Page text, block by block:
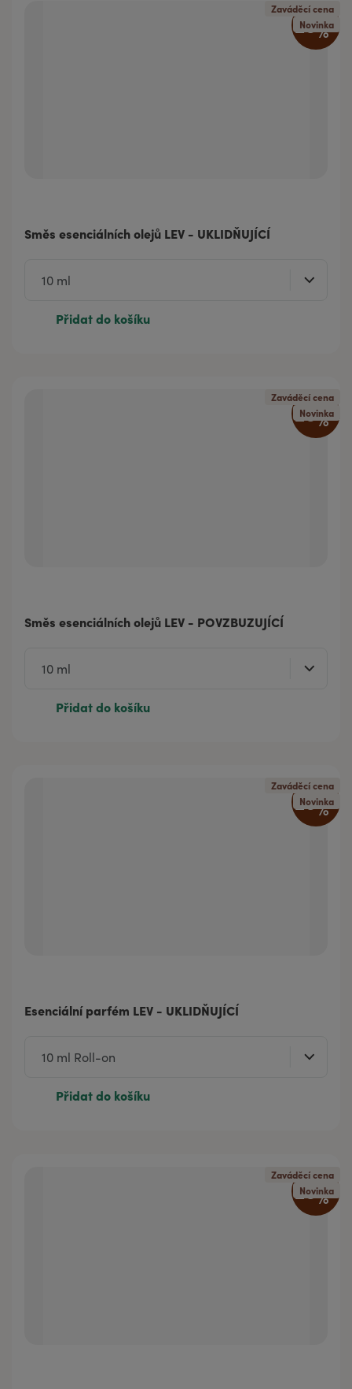
20%
Novinka
Zaváděcí cena
Směs esenciálních olejů LEV - UKLIDŇUJÍCÍ
Přidat do košíku
20%
Novinka
Zaváděcí cena
Směs esenciálních olejů LEV - POVZBUZUJÍCÍ
Přidat do košíku
20%
Novinka
Zaváděcí cena
Esenciální parfém LEV - UKLIDŇUJÍCÍ
Přidat do košíku
20%
Novinka
Zaváděcí cena